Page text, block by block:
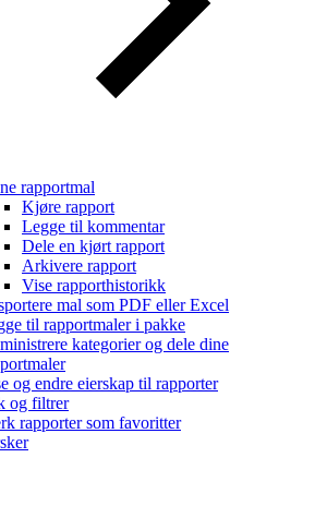
rapportmal
Kjøre rapport
Legge til kommentar
Dele en kjørt rapport
Arkivere rapport
Vise rapporthistorikk
mal som PDF eller Excel
til rapportmaler i pakke
kategorier og dele dine
og endre eierskap til rapporter
og filtrer
rapporter som favoritter